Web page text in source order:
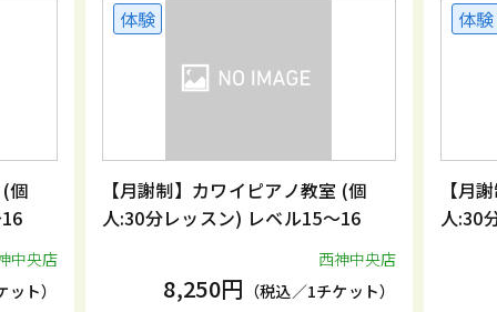
個
中央店
ト）
体験
【月謝制】カワイピアノ教室 (個
人:30分レッスン) レベル15～16
西神中央店
8,250円 （税込／1チケット）
体験
【月
人:30